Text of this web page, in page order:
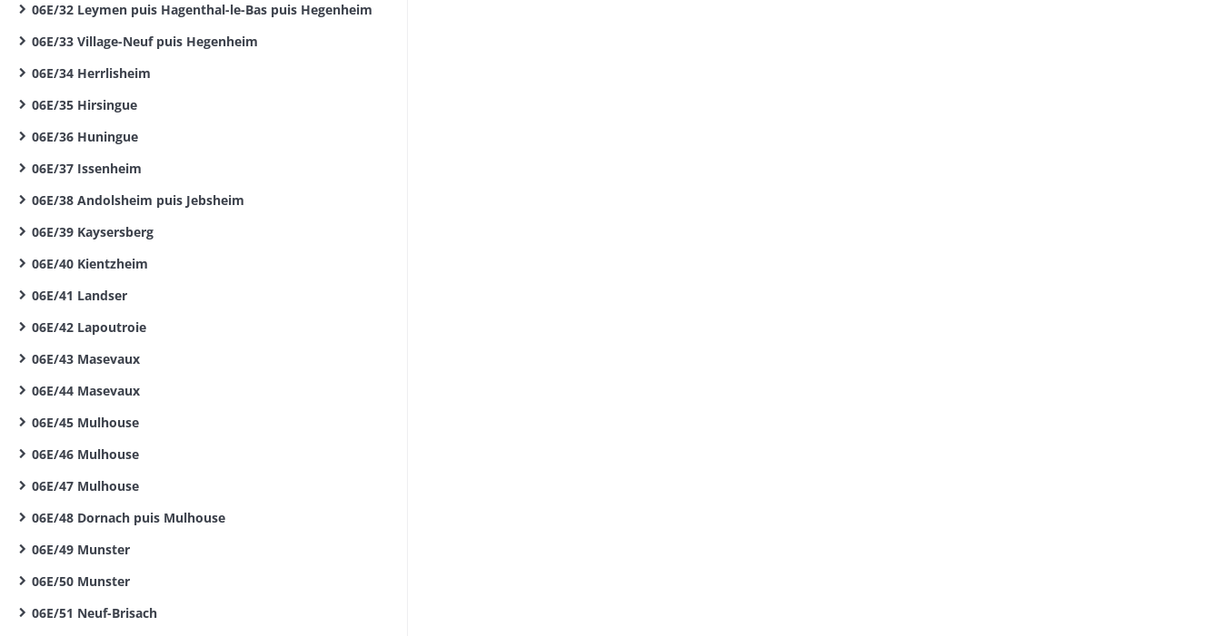
06E/32 Leymen puis Hagenthal-le-Bas puis Hegenheim
06E/33 Village-Neuf puis Hegenheim
06E/34 Herrlisheim
06E/35 Hirsingue
06E/36 Huningue
06E/37 Issenheim
06E/38 Andolsheim puis Jebsheim
06E/39 Kaysersberg
06E/40 Kientzheim
06E/41 Landser
06E/42 Lapoutroie
06E/43 Masevaux
06E/44 Masevaux
06E/45 Mulhouse
06E/46 Mulhouse
06E/47 Mulhouse
06E/48 Dornach puis Mulhouse
06E/49 Munster
06E/50 Munster
06E/51 Neuf-Brisach